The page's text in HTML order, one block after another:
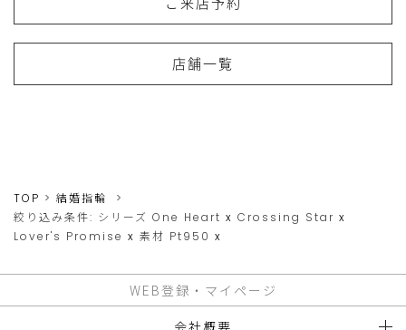
店舗一覧
TOP
結婚指輪
絞り込み条件: シリーズ One Heart x Crossing Star x
Lover's Promise x 素材 Pt950 x
WEB登録・マイページ